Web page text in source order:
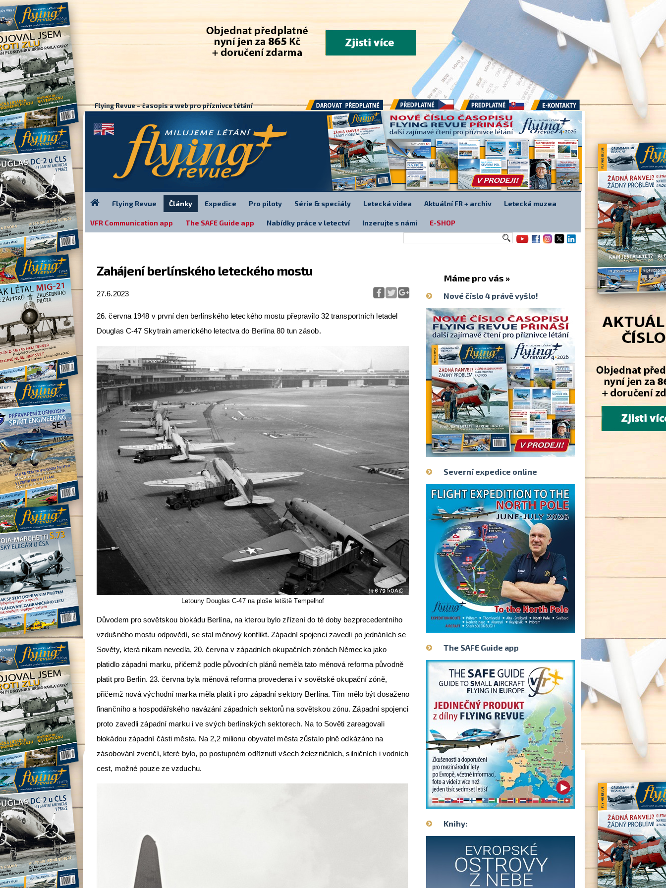
Zahájení berlínského leteckého mostu
27.6.2023
26. června 1948 v první den berlínského leteckého mostu přepravilo 32 transportních letadel
Douglas C-47 Skytrain amerického letectva do Berlína 80 tun zásob.
Letouny Douglas C-47 na ploše letiště Tempelhof
Důvodem pro sovětskou blokádu Berlína, na kterou bylo zřízení do té doby bezprecedentního
vzdušného mostu odpovědí, se stal měnový konflikt. Západní spojenci zavedli po jednáních se
Sověty, která nikam nevedla, 20. června v západních okupačních zónách Německa jako
platidlo západní marku, přičemž podle původních plánů neměla tato měnová reforma původně
platit pro Berlín. 23. června byla měnová reforma provedena i v sovětské okupační zóně,
přičemž nová východní marka měla platit i pro západní sektory Berlína. Tím mělo být dosaženo
finančního a hospodářského navázání západních sektorů na sovětskou zónu. Západní spojenci
proto zavedli západní marku i ve svých berlínských sektorech. Na to Sověti zareagovali
blokádou západní části města. Na 2,2 milionu obyvatel města zůstalo plně odkázáno na
zásobování zvenčí, které bylo, po postupném odříznutí všech železničních, silničních i vodních
cest, možné pouze ze vzduchu.
Máme pro vás »
Nové číslo 4 právě vyšlo!
Severní expedice online
The SAFE Guide app
Knihy:
Flying Revue – časopis a web pro příznivce létání
Darovat předplatné Předplatné Předplatné E-kontakty
Flying Revue Články Expedice Pro piloty Série & speciály Letecká videa Aktuální FR + archiv Letecká muzea
VFR Communication app The SAFE Guide app Nabídky práce v letectví Inzerujte s námi E-SHOP